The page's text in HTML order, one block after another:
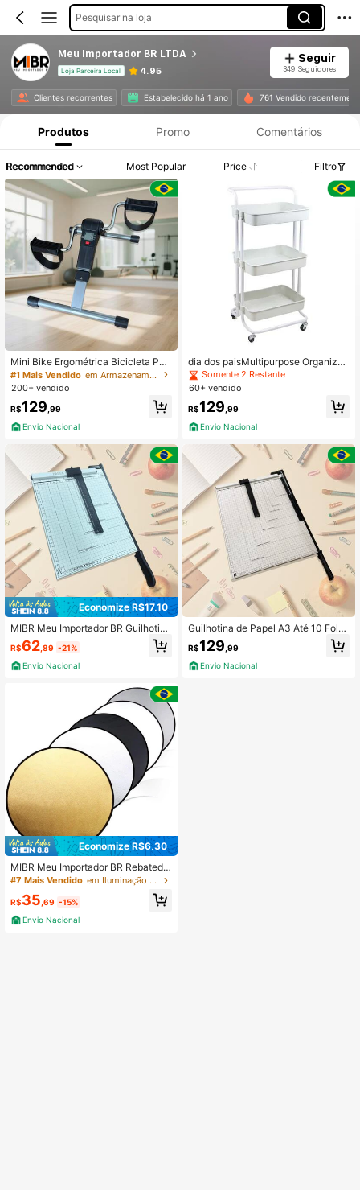
Pesquisar na loja
Meu Importador BR LTDA
Loja Parceira Local 4.95
Seguir
349 Seguidores
Clientes recorrentes Estabelecido há 1 ano 761 Vendido
Produtos Promo Comentários
Recommended Most Popular Price Filtro
Mini Bike Ergométrica Bicicleta Port
átil para Fisioterapia Design Compa
cto Ideal para Exercícios em Casa o
#1 Mais Vendido
em Armazenamento de garagem
200+ vendido
R$129 ,99
Envio Nacional
Economize R$17,10
MIBR Meu Importador BR Guilhotina
Cortadora De Papel A4 Corte Até 1
2 Folhas c Trava
R$62 ,89 -21%
Envio Nacional
Economize R$6,30
MIBR Meu Importador BR Rebatedo
r e Difusor Fotográfico Circular 5 E
m 1 Com 60cm Iluminação Fotografi
a
#7 Mais Vendido em Iluminação para Fotografia
R$35 ,69 -15%
Envio Nacional
dia dos paisMultipurpose Organizer
Cart With 3 Shelves White
Somente 2 Restante
60+ vendido
R$129 ,99
Envio Nacional
Guilhotina de Papel A3 Até 10 Folh
as c Travamento de Folhas
R$129 ,99
Envio Nacional